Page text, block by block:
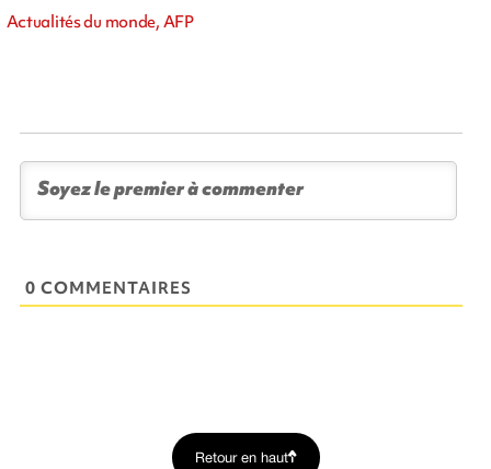
Actualités du monde, AFP
0 COMMENTAIRES
Retour en haut